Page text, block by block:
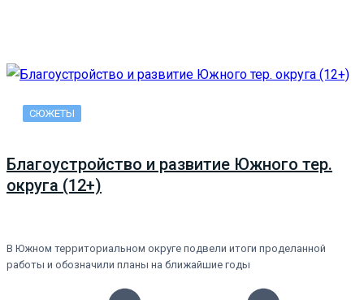
СЮЖЕТЫ
Благоустройство и развитие Южного тер.
округа (12+)
В Южном территориальном округе подвели итоги проделанной
работы и обозначили планы на ближайшие годы